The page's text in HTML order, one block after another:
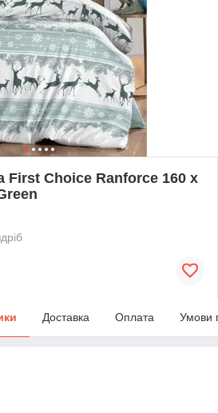
First Choice Ranforce 160 х
Доставка Оплата Умови